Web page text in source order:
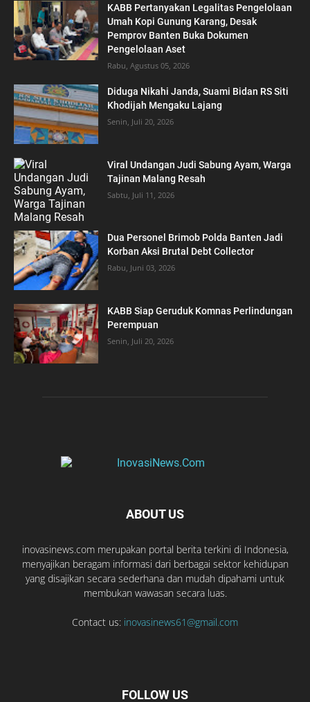
KABB Pertanyakan Legalitas Pengelolaan
Umah Kopi Gunung Karang, Desak
Pemprov Banten Buka Dokumen
Pengelolaan Aset
Rabu, Agustus 05, 2026
Diduga Nikahi Janda, Suami Bidan RS Siti
Khodijah Mengaku Lajang
Senin, Juli 20, 2026
Viral Undangan Judi Sabung Ayam, Warga
Tajinan Malang Resah
Sabtu, Juli 11, 2026
Dua Personel Brimob Polda Banten Jadi
Korban Aksi Brutal Debt Collector
Rabu, Juni 03, 2026
‎KABB Siap Geruduk Komnas Perlindungan
Perempuan
Senin, Juli 20, 2026
ABOUT US
inovasinews.com merupakan portal berita terkini di Indonesia,
menyajikan beragam informasi dari berbagai sektor kehidupan
yang disajikan secara sederhana dan mudah dipahami untuk
membukan wawasan secara luas.
Contact us: inovasinews61@gmail.com
FOLLOW US